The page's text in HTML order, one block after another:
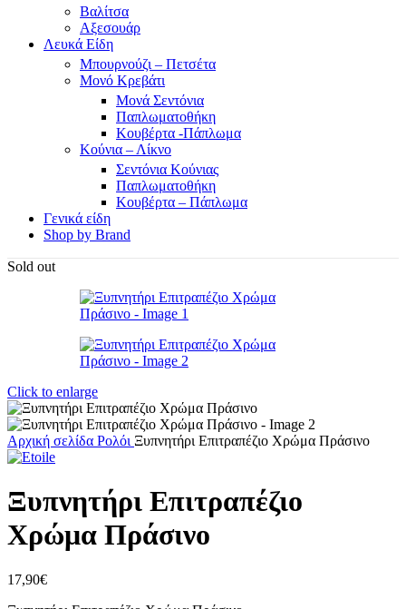
Βαλίτσα
Αξεσουάρ
Λευκά Είδη
Μπουρνούζι – Πετσέτα
Μονό Κρεβάτι
Μονά Σεντόνια
Παπλωματοθήκη
Κουβέρτα -Πάπλωμα
Κούνια – Λίκνο
Σεντόνια Κούνιας
Παπλωματοθήκη
Κουβέρτα – Πάπλωμα
Γενικά είδη
Shop by Brand
Sold out
Click to enlarge
Αρχική σελίδα Ρολόι Ξυπνητήρι Επιτραπέζιο Χρώμα Πράσινο
Ξυπνητήρι Επιτραπέζιο
Χρώμα Πράσινο
17,90€